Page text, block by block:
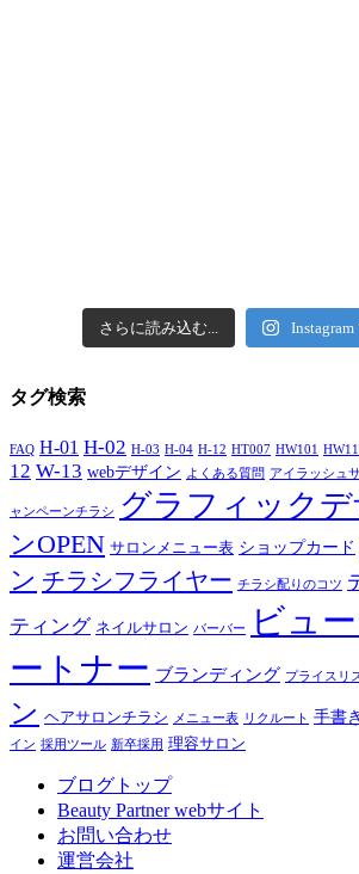
さらに読み込む...
タグ検索
FAQ H-01 H-02 H-03 H-04 H-12 HT007 HW101
12 W-13 webデザイン よくある質問 アイラッシュ
ャンペーンチラシ グラフィック
ンOPEN サロンメニュー表 ショップカード
ン チラシフライヤー チラシ配りのコツ
ティング ネイルサロン バーバー
ビュ
ートナー ブランディング プライスリ
ン ヘアサロンチラシ メニュー表 リクルート 手書
イン 採用ツール 新卒採用 理容サロン
ブログトップ
Beauty Partner webサイト
お問い合わせ
運営会社